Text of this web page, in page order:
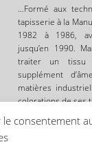
le consentement
…Formé aux
tapisserie à la
1982 à 1986,
jusqu’en 1990.
traiter un tissu
supplément
matières
colorations de ses
Marc Le Bihan